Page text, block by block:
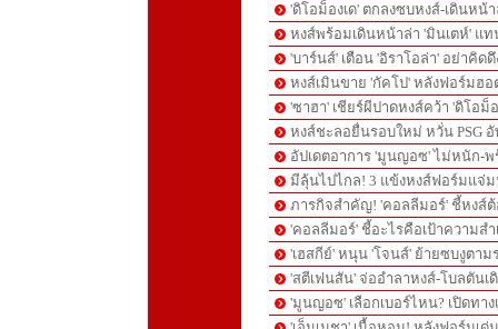
'ดิโอม็องเด' ตกลงซบหงส์-เดินหน้
หงส์พร้อมเดินหน้าล่า 'มินเตห์' แท
'บาร์นส์' เตือน 'อิราโอล่า' อย่าคิด
หงส์เมินขาย 'กัคโป' หลังฟอร์มฮ
'ซาฮา' เชียร์ผีปาดหงส์คว้า 'ดิโอม็
หงส์ชะลอยื่นรอบใหม่ หวั่น PSG อั
อัปเดตอาการ 'มูนญอซ' ไม่หนัก-
มีลุ้นไปไกล! 3 แข้งหงส์ฟอร์มแจ่
ภารกิจสำคัญ! 'คอลลีมอร์' ชี้หงส์
'คอลลีมอร์' ชี้อะไรคือเป้าความส
'เฮสกีย์' หนุน 'โจนส์' ย้ายซบงูตา
'สตีเฟนสัน' จ่ออำลาหงส์-โบลตันเ
'มูนญอซ' เลือกเบอร์ไหน? เปิดทา